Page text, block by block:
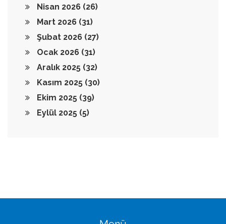
Nisan 2026 (26)
Mart 2026 (31)
Şubat 2026 (27)
Ocak 2026 (31)
Aralık 2025 (32)
Kasım 2025 (30)
Ekim 2025 (39)
Eylül 2025 (5)